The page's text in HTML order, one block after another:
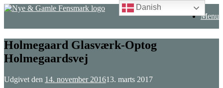
Gå
Menu
Holmegaard Glasværk-Optog
Holmegaardsvej
Udgivet den 14. november 201613. marts 2017
Danish